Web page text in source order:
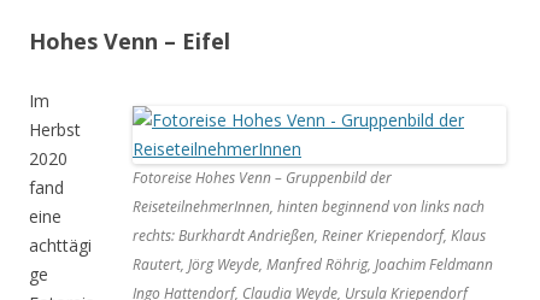
Hohes Venn – Eifel
Fotoreise Hohes Venn – Gruppenbild der
ReiseteilnehmerInnen, hinten beginnend von links nach
rechts: Burkhardt Andrießen, Reiner Kriependorf, Klaus
Rautert, Jörg Weyde, Manfred Röhrig, Joachim Feldmann
Ingo Hattendorf, Claudia Weyde, Ursula Kriependorf
Im
Herbst
2020
fand
eine
achttägi
ge